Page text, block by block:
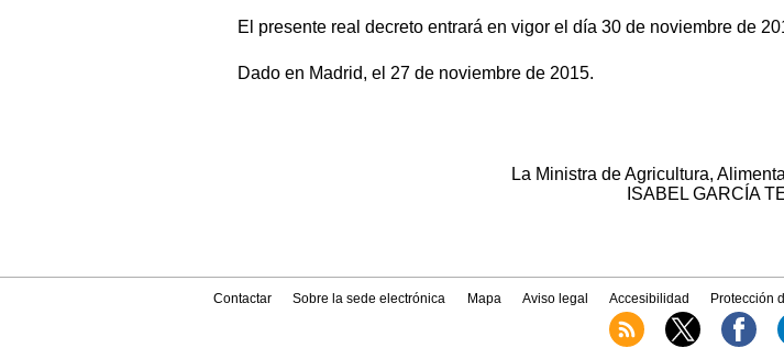
El presente real decreto entrará en vigor el día 30 de noviembre de
Dado en Madrid, el 27 de noviembre de 2015.
La Ministra de Agricultura,
ISABEL GARCÍA
Contactar Sobre la sede electrónica Mapa Aviso legal Accesibilidad Protección